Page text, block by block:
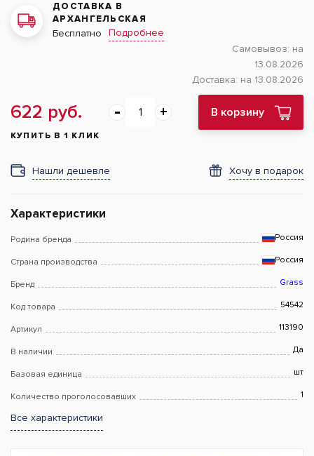
ДОСТАВКА В
АРХАНГЕЛЬСКАЯ
Бесплатно
Подробнее
Самовывоз: на
13.08.2026
Доставка: на 13.08.2026
622 руб. В корзину
КУПИТЬ В 1 КЛИК
Нашли дешевле Хочу в подарок
Характеристики
Родина бренда Россия
Страна производства Россия
Бренд Grass
Код товара 54542
Артикул 113190
В наличии Да
Базовая единица шт
Количество проголосовавших 1
Все характеристики